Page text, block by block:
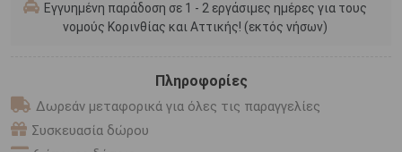
Εγγυημένη παράδοση σε 1 - 2 εργάσιμες ημέρες για τους
νομούς Κορινθίας και Αττικής! (εκτός νήσων)
Πληροφορίες
Δωρεάν μεταφορικά για όλες τις παραγγελίες
Συσκευασία δώρου